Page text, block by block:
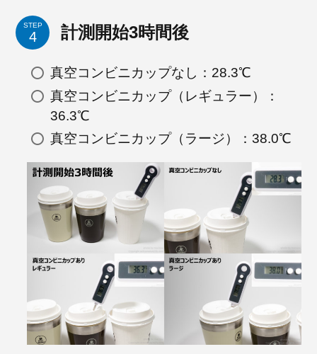
STEP 計測開始3時間後
真空コンビニカップなし：28.3℃
真空コンビニカップ（レギュラー）：
36.3℃
真空コンビニカップ（ラージ）：38.0℃